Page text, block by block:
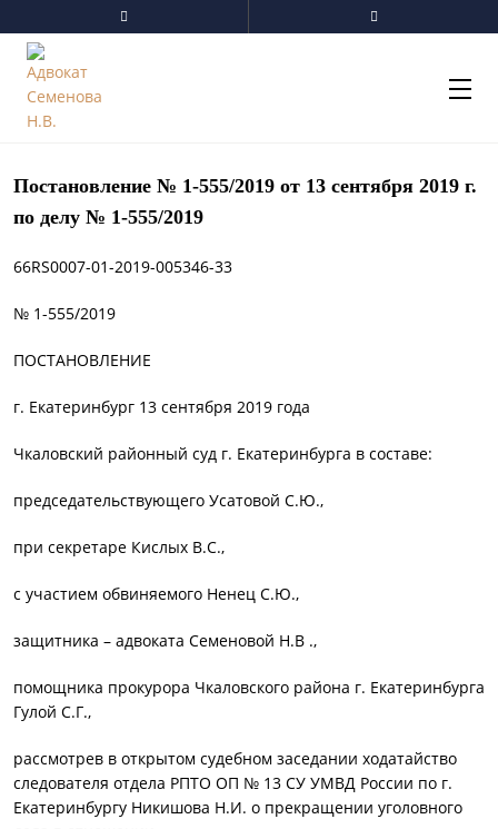
к
содержанию
Постановление № 1-555/2019 от 13 сентября 2019 г.
по делу № 1-555/2019
66RS0007-01-2019-005346-33
№ 1-555/2019
ПОСТАНОВЛЕНИЕ
г. Екатеринбург 13 сентября 2019 года
Чкаловский районный суд г. Екатеринбурга в составе:
председательствующего Усатовой С.Ю.,
при секретаре Кислых В.С.,
с участием обвиняемого Ненец С.Ю.,
защитника – адвоката Семеновой Н.В .,
помощника прокурора Чкаловского района г. Екатеринбурга
Гулой С.Г.,
рассмотрев в открытом судебном заседании ходатайство
следователя отдела РПТО ОП № 13 СУ УМВД России по г.
Екатеринбургу Никишова Н.И. о прекращении уголовного